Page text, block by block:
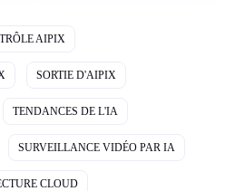
AIPIX
SORTIE D'AIPIX
TENDANCES DE L'IA
SURVEILLANCE VIDÉO PAR IA
CLOUD